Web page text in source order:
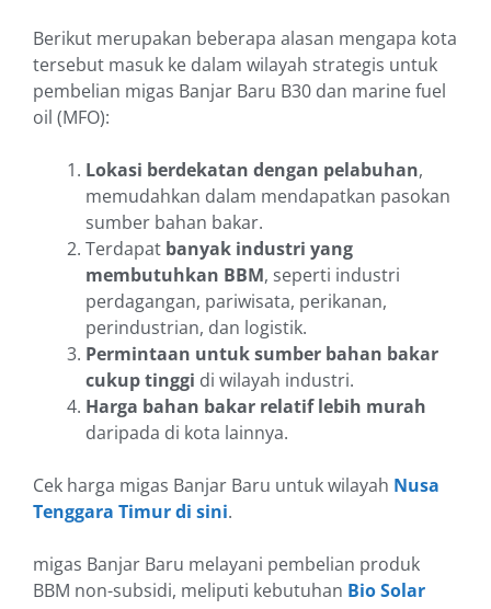
Berikut merupakan beberapa alasan mengapa kota
tersebut masuk ke dalam wilayah strategis untuk
pembelian migas Banjar Baru B30 dan marine fuel
oil (MFO):
Lokasi berdekatan dengan pelabuhan,
memudahkan dalam mendapatkan pasokan
sumber bahan bakar.
Terdapat banyak industri yang
membutuhkan BBM, seperti industri
perdagangan, pariwisata, perikanan,
perindustrian, dan logistik.
Permintaan untuk sumber bahan bakar
cukup tinggi di wilayah industri.
Harga bahan bakar relatif lebih murah
daripada di kota lainnya.
Cek harga migas Banjar Baru untuk wilayah Nusa
Tenggara Timur di sini.
migas Banjar Baru melayani pembelian produk
BBM non-subsidi, meliputi kebutuhan Bio Solar